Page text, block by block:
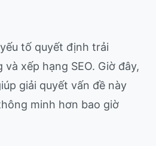
tố quyết định trải
xếp hạng SEO. Giờ đây,
giải quyết vấn đề này
minh hơn bao giờ